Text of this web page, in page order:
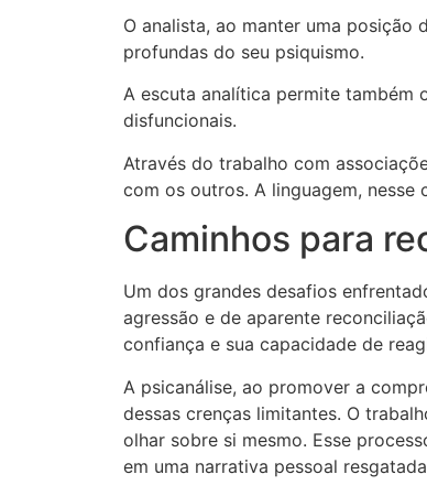
O analista, ao manter uma posição
profundas do seu psiquismo.
A escuta analítica permite também
disfuncionais.
Através do trabalho com
com os outros. A linguagem, nesse
Caminhos para
Um dos grandes desafios
agressão e de aparente
confiança e sua capacidade de
A psicanálise, ao promover a
dessas crenças limitantes. O
olhar sobre si mesmo. Esse
em uma narrativa pessoal